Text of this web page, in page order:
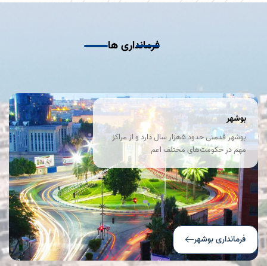
فرمانداری ها
بوشهر
بوشهر قدمتی حدود ۵هزار سال دارد و از مراکز
مهم در حکومت‌های مختلف اعم
از عیلامی، ساسانی، و افشاریان بوده‌است.
به‌دلیل اهمیت زیاد این شهر در سده‌های
گذشته، اقدامات زیادی برای اولین بار در بوشهر
انجام شد. به‌عنوان نمونه اولین چاپخانه سنگی،
صنایع برق، یخ‌سازی، و اولین خط تلگراف در
بوشهر راه‌اندازی شد.
فرمانداری بوشهر